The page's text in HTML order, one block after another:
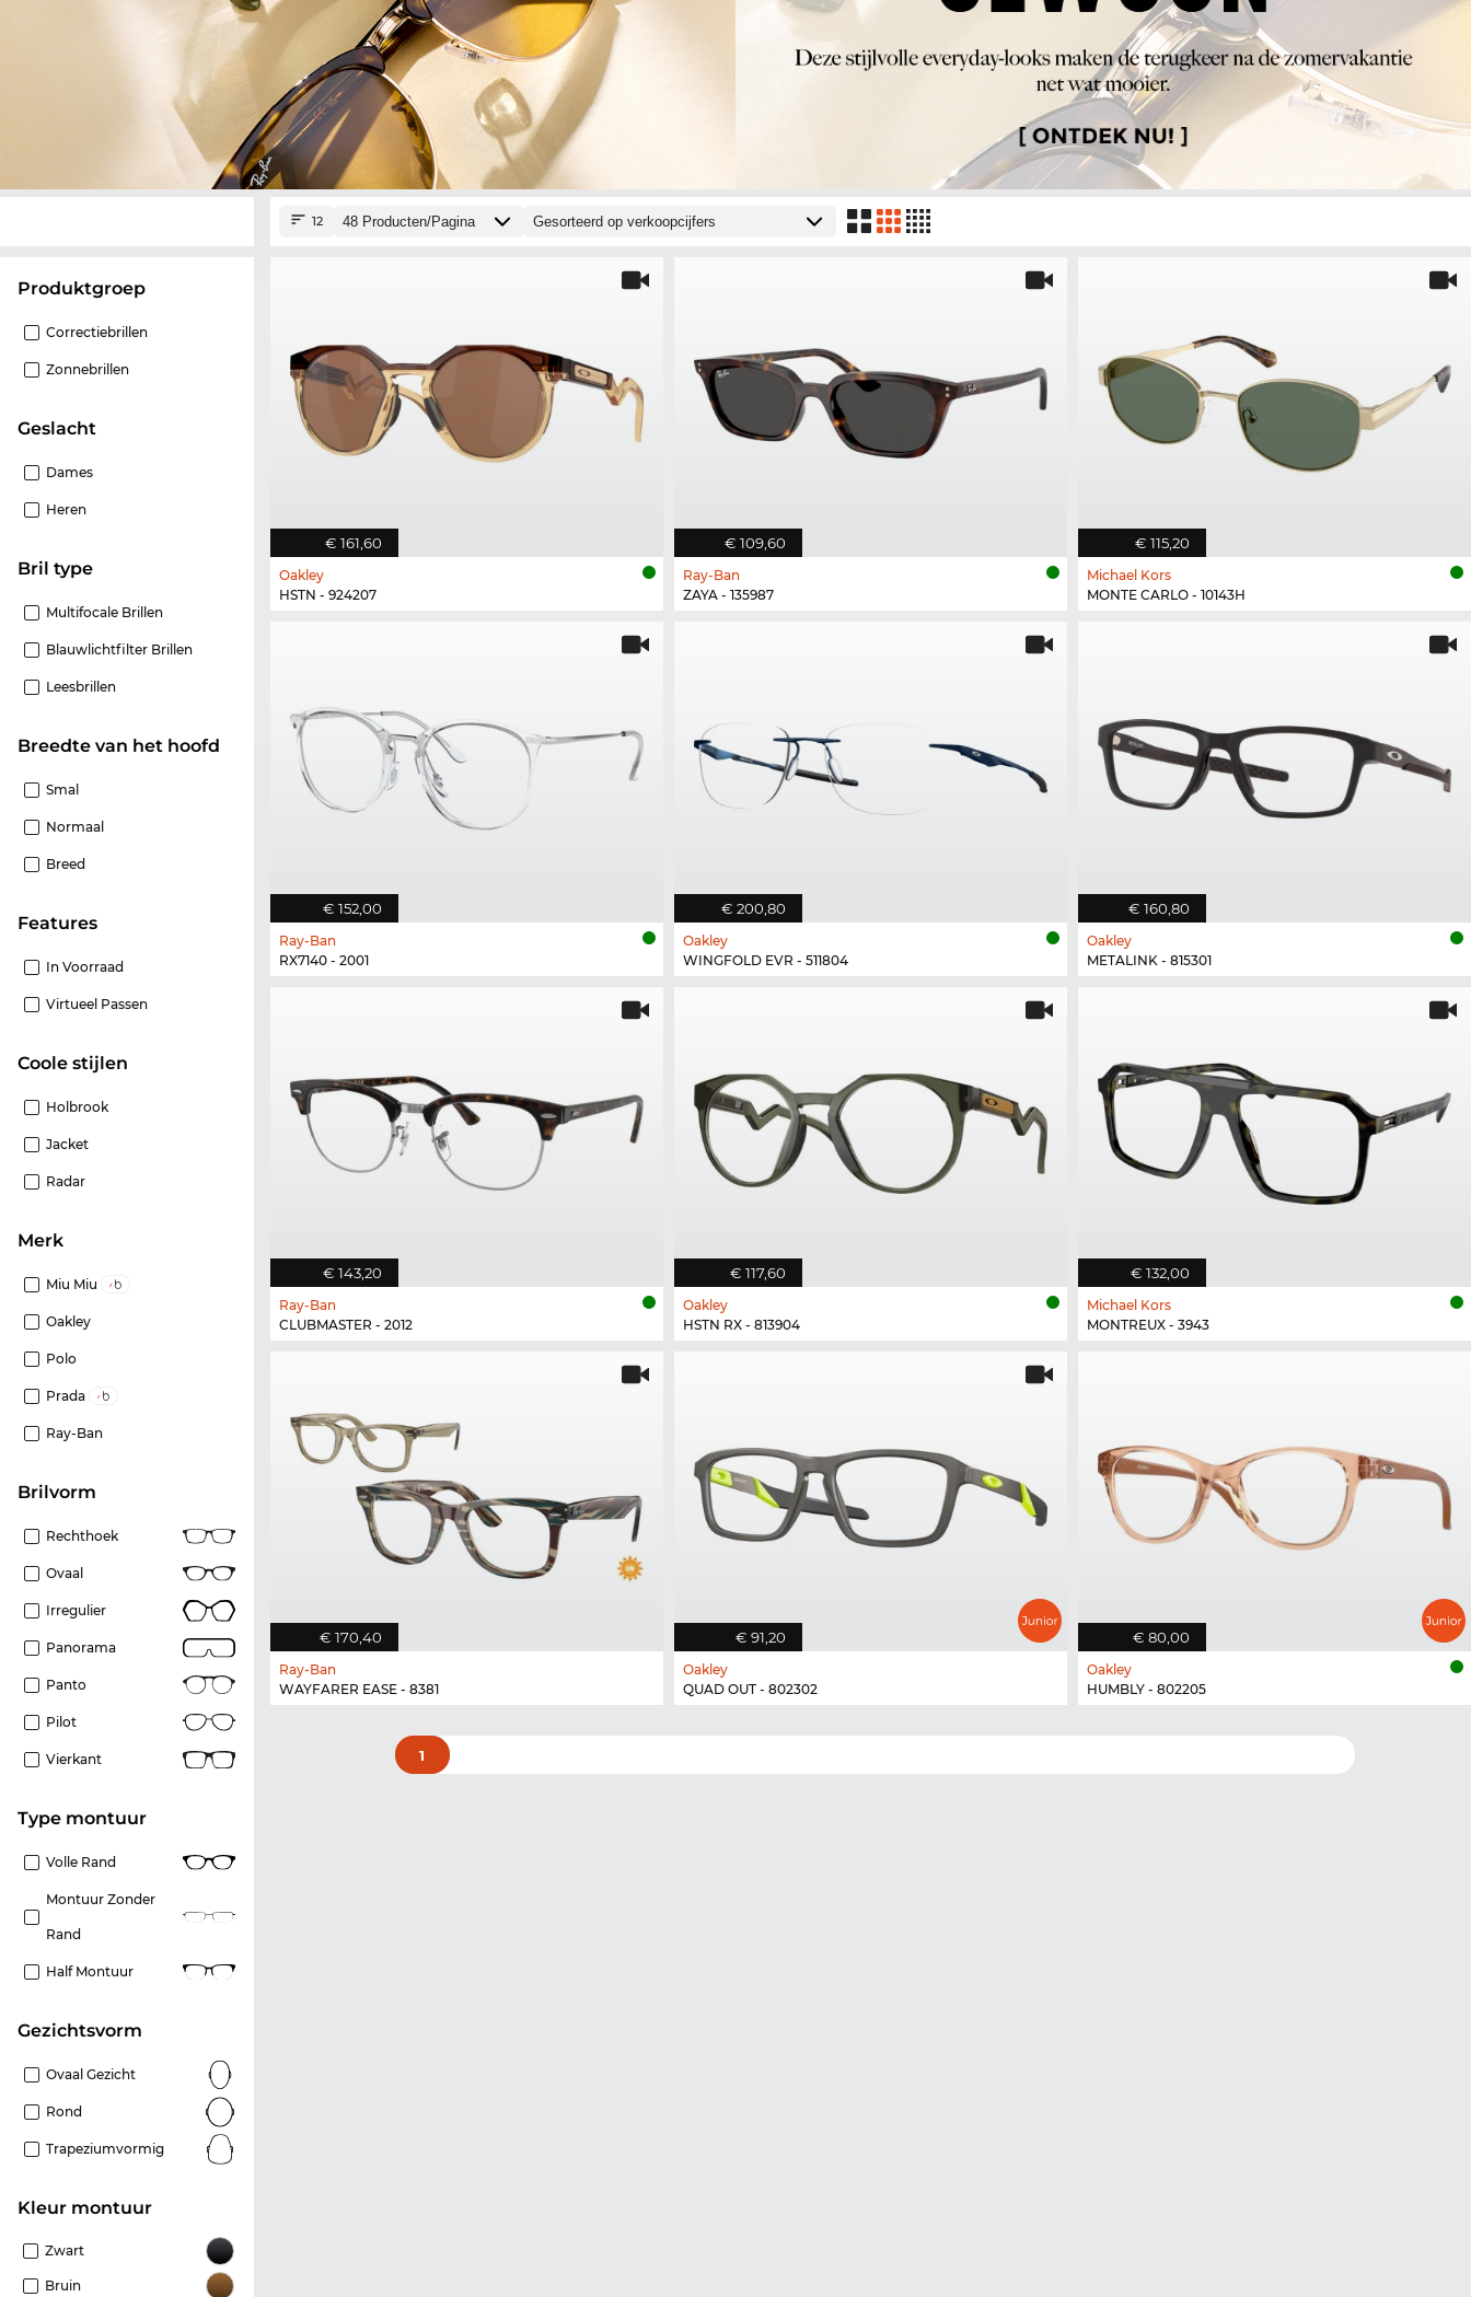
Produktgroep
Correctiebrillen
Zonnebrillen
Geslacht
Dames
Heren
Bril type
Multifocale Brillen
Blauwlichtfilter Brillen
Leesbrillen
Breedte van het hoofd
Smal
Normaal
Breed
features
In Voorraad
Virtueel Passen
Coole stijlen
Holbrook
Jacket
Radar
Merk
Miu Miu
Oakley
Polo
Prada
Ray-Ban
Brilvorm
Rechthoek
Ovaal
Irregulier
Panorama
Panto
Pilot
Vierkant
Type montuur
Volle Rand
Montuur Zonder
Rand
Half Montuur
Gezichtsvorm
Ovaal Gezicht
Rond
Trapeziumvormig
Kleur montuur
Zwart
Bruin
12
€ 161,60
Oakley
HSTN - 924207
€ 109,60
Ray-Ban
ZAYA - 135987
€ 115,20
Michael Kors
MONTE CARLO - 10143H
€ 152,00
Ray-Ban
RX7140 - 2001
€ 200,80
Oakley
WINGFOLD EVR - 511804
€ 160,80
Oakley
METALINK - 815301
€ 143,20
Ray-Ban
CLUBMASTER - 2012
€ 117,60
Oakley
HSTN RX - 813904
€ 132,00
Michael Kors
MONTREUX - 3943
€ 170,40
Ray-Ban
WAYFARER EASE - 8381
€ 91,20
Oakley
QUAD OUT - 802302
€ 80,00
Oakley
HUMBLY - 802205
1